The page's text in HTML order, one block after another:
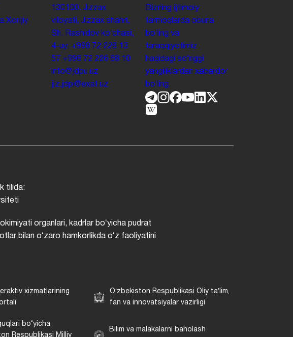
Xorijiy
130100. Jizzax
viloyati, Jizzax shahri,
Sh. Rashidov koʻchasi,
4-uy. +998 72 226 13
57 +998 72 226 68 10
info@jdpu.uz
jiz.jdpi@exat.uz
Bizning ijtimoiy
tarmoqlarda obuna
boʻling va
taraqqiyotimiz
haqidagi soʻnggi
yangiliklardan xabardor
boʻling.
tilida:
organlari, kadrlar boʻyicha pudrat
bilan oʻzaro hamkorlikda oʻz faoliyatini
xizmatlarining
Oʻzbekiston Respublikasi Oliy taʼlim,
fan va innovatsiyalar vazirligi
bo‘yicha
Respublikasi Milliy
Bilim va malakalarni baholash